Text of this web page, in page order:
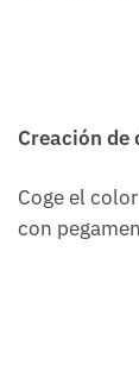
Creación de
Coge el
con